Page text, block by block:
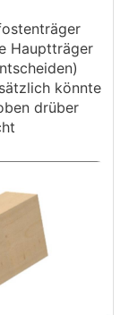
Hauptträger
könnte
drüber